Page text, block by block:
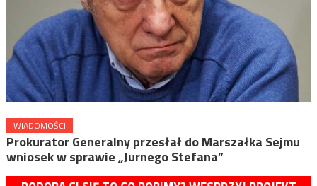
WIADOMOŚCI
Prokurator Generalny przesłał do Marszałka Sejmu
wniosek w sprawie „Jurnego Stefana”